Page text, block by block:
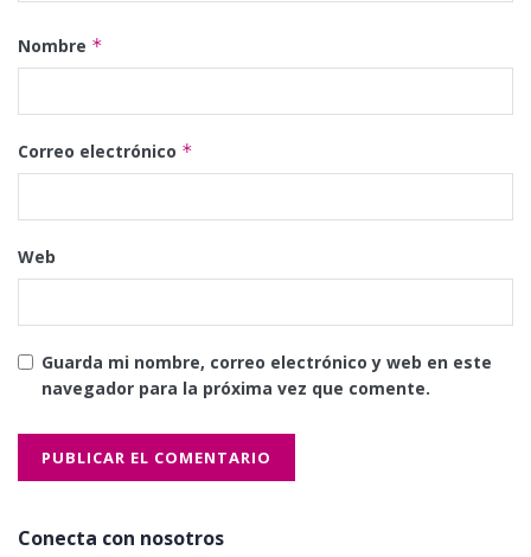
Nombre *
Correo electrónico *
Web
Guarda mi nombre, correo electrónico y web en este
navegador para la próxima vez que comente.
Conecta con nosotros